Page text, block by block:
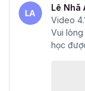
Lê Nhã
Video
Vui
học